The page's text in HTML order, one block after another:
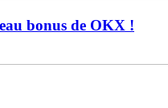
bonus de OKX !